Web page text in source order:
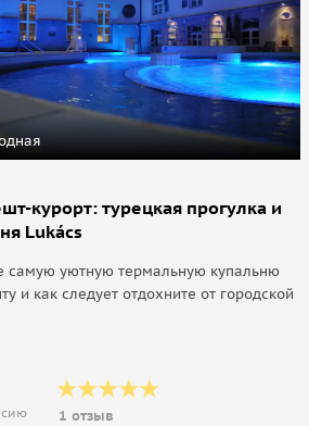
курорт: турецкая прогулка и
Lukács
самую уютную термальную купальню
и как следует отдохните от городской
1 отзыв